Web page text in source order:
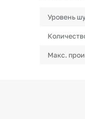
Уровень
Макс.